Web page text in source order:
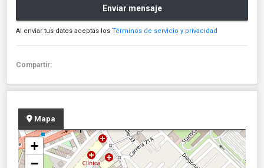
Enviar mensaje
Al enviar tus datos aceptas los Términos de servicio y privacidad
Compartir:
Mapa
+
−